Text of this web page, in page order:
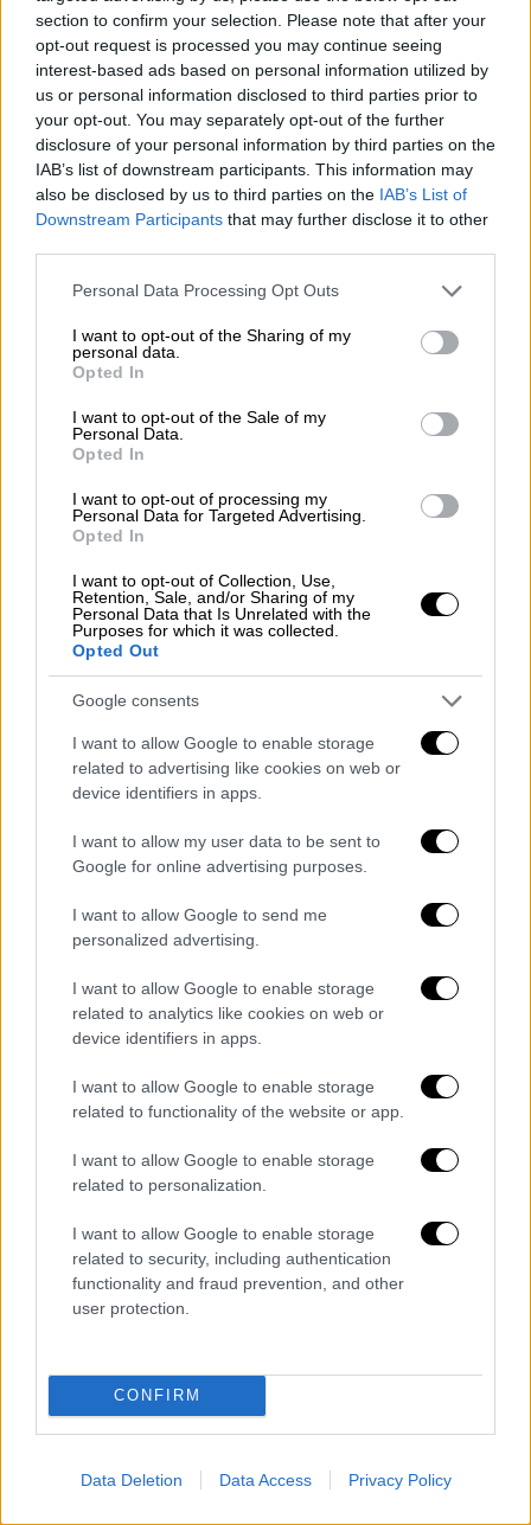
section to confirm your selection. Please note that after your
opt-out request is processed you may continue seeing
interest-based ads based on personal information utilized by
us or personal information disclosed to third parties prior to
your opt-out. You may separately opt-out of the further
disclosure of your personal information by third parties on the
IAB’s list of downstream participants. This information may
also be disclosed by us to third parties on the IAB’s List of
Downstream Participants that may further disclose it to other
Please note that this website/app uses one or more Google
not limited to your visit or usage behaviour. You may click to
grant or deny consent to Google and its third-party tags to
use your data for below specified purposes in below Google
consent section.
Personal Data Processing Opt Outs
I want to opt-out of the Sharing of my
personal data.
Opted In
I want to opt-out of the Sale of my
Personal Data.
Opted In
I want to opt-out of processing my
Personal Data for Targeted Advertising.
Opted In
I want to opt-out of Collection, Use,
Retention, Sale, and/or Sharing of my
Personal Data that Is Unrelated with the
Purposes for which it was collected.
Opted Out
Google consents
I want to allow Google to enable storage
related to advertising like cookies on web or
device identifiers in apps.
I want to allow my user data to be sent to
Google for online advertising purposes.
I want to allow Google to send me
personalized advertising.
I want to allow Google to enable storage
related to analytics like cookies on web or
device identifiers in apps.
I want to allow Google to enable storage
related to functionality of the website or app.
I want to allow Google to enable storage
related to personalization.
I want to allow Google to enable storage
related to security, including authentication
functionality and fraud prevention, and other
user protection.
CONFIRM
Data Deletion Data Access Privacy Policy
πέρασε και από τη Λάρισα!
Αθλητισμός |02.11.2025 22:00
Πάρτι στις Σέρρες για τον 5άστερο
ΠΑΟΚ που δεν το κουνάει απ' την
κορυφή!
Αν και ο Ολυμπιακός προηγήθηκε με 3-1, οι
Γιάντσουκ, Νίλσεν και Ανδρεόπουλο έδωσαν
προβάδισμα στους «πράσινους (4-7). Οι
μπλοκ για το +5 του Παναθηναϊκού. Ο
Γκαρντίνι έριξε στο ματς τον Νεντέλκοβιτς
για το 20-22. Τα σερβίς του Δαλακούρα και
μια διπλή μπάλα από πλευράς Ολυμπιακού
έφεραν το 0-1 για τον Παναθηναϊκό (21-25).
Ο Σπίριτο, παρά το γεγονός πως ο
Ολυμπιακός προηγήθηκε και στο 2ο σετ,
διαμόρφωσε το 1-4. Ο Ατανασίεβιτς με δυο
άσους κατάφερε να ισοφαρίσει σε 4-4. Οι
Γιάντσουκ και Νίλσεν «πυροβολούσαν» από
τη διαγώνιο για το +6 των «πρασίνων» που
πήραν με 25-17 το 2ο σετ.
Ο Νίλσεν ήταν κεντρικό πρόσωπο και στις
αρχές του 3ου σετ για τον Παναθηναϊκό. Αν
προσπέρασε με 8-7 και εν συνεχεία μείωσε
αποφασισμένοι να μην αφήσουν τους
Ερυθρόλευκους να πάρουν σετ και το
κατάφεραν, φτάνοντας στο 25-21 στο 3ο σετ
για το τελικό 0-3.
ΟΛΥΜΠΙΑΚΟΣ Σ.Φ.Π.(Αντρέα Γκαρτίνι):
Πέρριν 12π. (10/15επ., 2 άσσοι, 29%υπ.,
24%αρ.), Ατανασίγιεβιτς 13 (10/21επ., 3
άσσοι), Δαλακούρας 6 (5/13επ., 11%υπ.,
5%αρ.), Καβάνα 2 (1/1επ., 1 μπλοκ), Τζούριτς
Τζιάβρας (λ. – 8%υπ.), Λινάρδος,
Καπετανίδης, Χασμπάλα, Πιτακούδης 2
(1/1επ., 1 μπλοκ).
ΠΑΝΑΘΗΝΑΪΚΟΣ Α.Ο.(Δημήτρης